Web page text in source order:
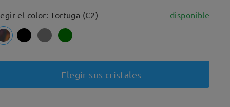
el color: Tortuga (C2) disponible
Elegir sus cristales